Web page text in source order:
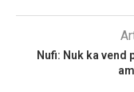
Nufi: Nuk ka